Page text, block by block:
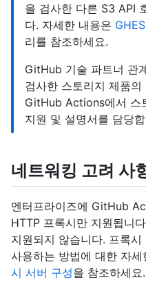
을 검사한 다른 S3 API
다. 자세한 내용은
리를 참조하세요.
GitHub 기술 파트너 관
검사한 스토리지 제품
GitHub Actions에서 스
지원 및 설명서를 담당
네트워킹 고려 사
엔터프라이즈에 GitHub
HTTP 프록시만 지원됩니
지원되지 않습니다. 프록
사용하는 방법에 대한 자세
시 서버 구성을 참조하세요.